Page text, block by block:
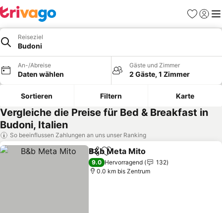
Favoriten
Reiseziel
Budoni
An-/Abreise
Daten wählen
Gäste und Zimmer
2 Gäste, 1 Zimmer
Sortieren Filtern Karte
Vergleiche die Preise für Bed & Breakfast in
Budoni, Italien
So beeinflussen Zahlungen an uns unser Ranking
TeilenZu Favoriten hinzufügen
B&b Meta Mito
9.0 Hervorragend
132
0.0 km bis Zentrum